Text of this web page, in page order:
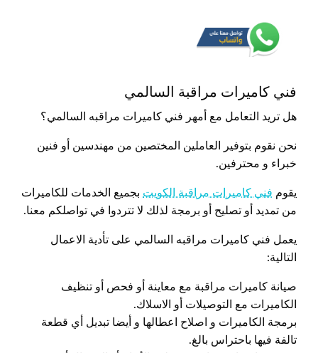
فني كاميرات مراقبة السالمي
هل تريد التعامل مع أمهر فني كاميرات مراقبه السالمي؟
نحن نقوم بتوفير العاملين المختصين من مهندسين أو فنين
خبراء و محترفين.
يقوم فني كاميرات مراقبة الكويت بجميع الخدمات للكاميرات
من تمديد أو تصليح أو برمجة لذلك لا تتردوا في تواصلكم معنا.
يعمل فني كاميرات مراقبه السالمي على تأدية الاعمال
التالية:
صيانة كاميرات مراقبة مع معاينة أو فحص أو تنظيف
الكاميرات مع التوصيلات أو الاسلاك.
برمجة الكاميرات و اصلاح اعطالها و أيضا تبديل أي قطعة
تالفة فيها باحتراس بالغ.